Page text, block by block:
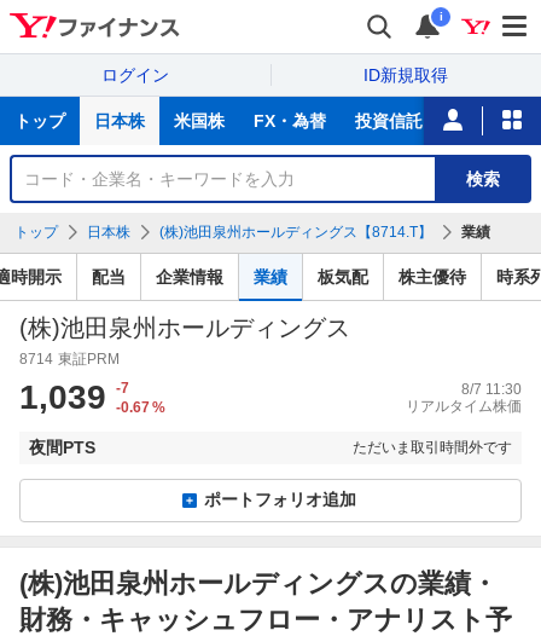
i
ログイン ID新規取得
サ
トップ 日本株 米国株 FX・為替 投資信託 ニュース
銘
検
索
検索
トップ 日本株 (株)池田泉州ホールディングス【8714.T】 業績
時開示 配当 企業情報 業績 板気配 株主優待 時系
(株)池田泉州ホールディングス
8714 東証PRM
1,039
-7
-0.67%
8/7 11:30
リアルタイム株価
夜間PTS ただいま取引時間外です
ポートフォリオ追加
(株)池田泉州ホールディングスの業績・
財務・キャッシュフロー・アナリスト予